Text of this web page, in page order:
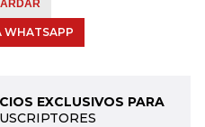
WHATSAPP
EXCLUSIVOS PARA